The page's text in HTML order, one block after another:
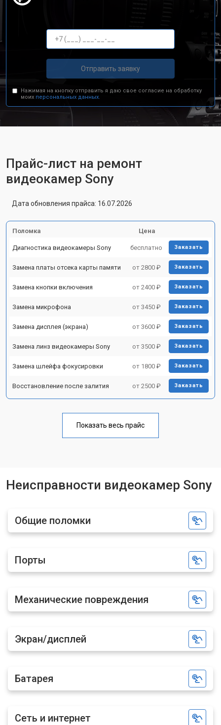
Отправить заявку
Нажимая на кнопку отправить я даю свое согласие на обработку
моих персональных данных.
Прайс-лист на ремонт
видеокамер Sony
Дата обновления прайса: 16.07.2026
Поломка Цена
Диагностика видеокамеры Sony бесплатно Заказать
Замена платы отсека карты памяти от 2800 ₽ Заказать
Замена кнопки включения от 2400 ₽ Заказать
Замена микрофона от 3450 ₽ Заказать
Замена дисплея (экрана) от 3600 ₽ Заказать
Замена линз видеокамеры Sony от 3500 ₽ Заказать
Замена шлейфа фокусировки от 1800 ₽ Заказать
Восстановление после залития от 2500 ₽ Заказать
Показать весь прайс
Неисправности видеокамер Sony
Общие поломки
Порты
Механические повреждения
Экран/дисплей
Батарея
Сеть и интернет